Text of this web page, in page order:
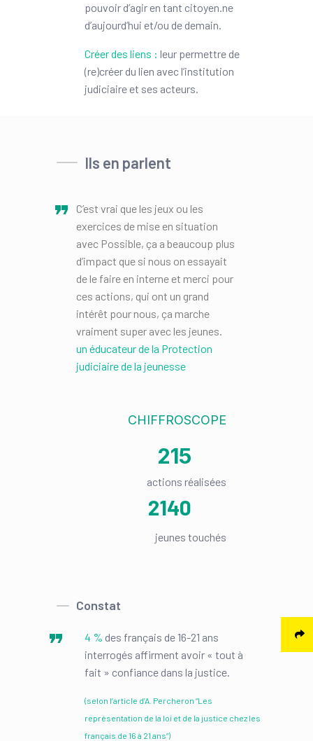
pouvoir d’agir en tant citoyen.ne
d’aujourd’hui et/ou de demain.
Créer des liens : leur permettre de
(re)créer du lien avec l’institution
judiciaire et ses acteurs.
Ils en parlent
C’est vrai que les jeux ou les
exercices de mise en situation
avec Possible, ça a beaucoup plus
d’impact que si nous on essayait
de le faire en interne et merci pour
ces actions, qui ont un grand
intérêt pour nous, ça marche
vraiment super avec les jeunes.
un éducateur de la Protection
judiciaire de la jeunesse
CHIFFROSCOPE
215
actions réalisées
2140
jeunes touchés
Constat
4 % des français de 16-21 ans
interrogés affirment avoir « tout à
fait » confiance dans la justice.
(selon l’article d’A. Percheron “Les
représentation de la loi et de la justice chez les
français de 16 à 21 ans”)